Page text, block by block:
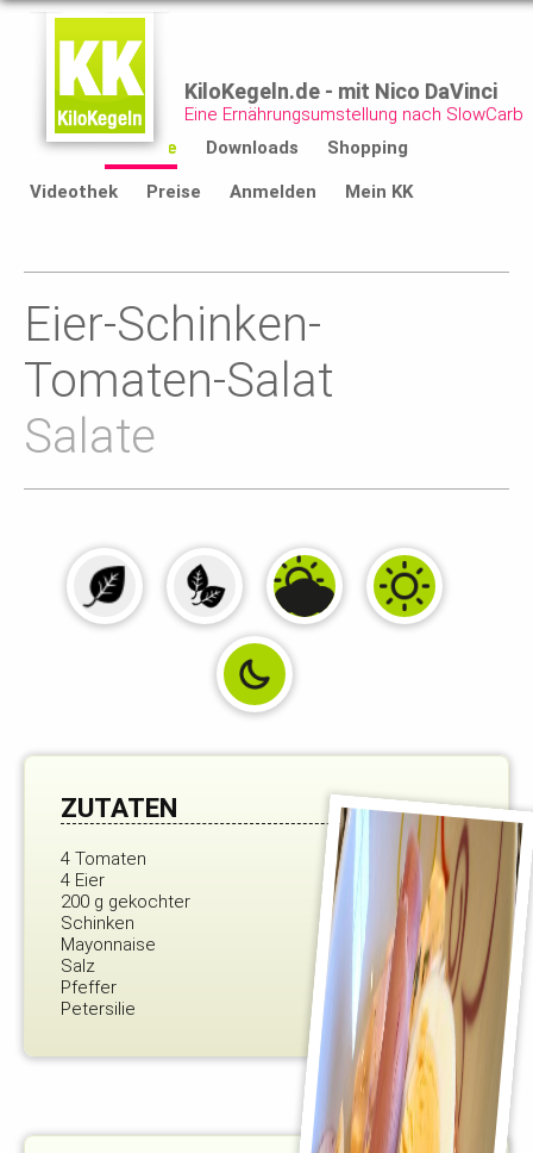
KiloKegeln.de - mit Nico DaVinci
Eine Ernährungsumstellung nach SlowCarb
Start
Rezepte Downloads Shopping
Videothek Preise Anmelden Mein KK
Eier-Schinken-
Tomaten-Salat
Salate
ZUTATEN
4 Tomaten
4 Eier
200 g gekochter
Schinken
Mayonnaise
Salz
Pfeffer
Petersilie